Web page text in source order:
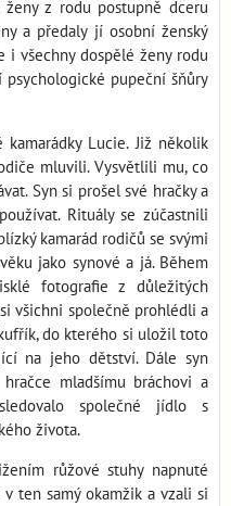
z rodu postupně dceru
a předaly jí osobní ženský
všechny dospělé ženy rodu
pupeční šňůry
Lucie. Již několik
mluvili. Vysvětlili mu, co
Syn si prošel své hračky a
Rituály se zúčastnili
kamarád rodičů se svými
jako synové a já. Během
fotografie z důležitých
všichni společně prohlédli a
do kterého si uložil toto
na jeho dětství. Dále syn
mladšímu bráchovi a
společné jídlo s
života.
růžové stuhy napnuté
ten samý okamžik a vzali si